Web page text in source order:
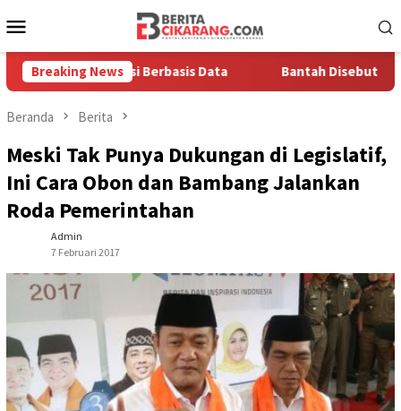
ke
Mobile
Breaking News
Solusi Berbasis Data Bantah Disebut Arogan, Kuasa
Beranda Berita
Meski Tak Punya Dukungan di Legislatif,
Ini Cara Obon dan Bambang Jalankan
Roda Pemerintahan
Admin
7 Februari 2017